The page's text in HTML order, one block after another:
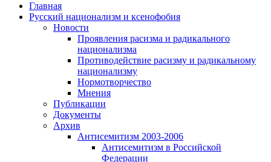
Главная
Русский национализм и ксенофобия
Новости
Проявления расизма и радикального
национализма
Противодействие расизму и радикальному
национализму
Нормотворчество
Мнения
Публикации
Документы
Архив
Антисемитизм 2003-2006
Антисемитизм в Российской
Федерации